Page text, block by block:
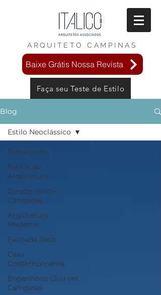
ARQUITETO CAMPINAS
Baixe Grátis Nossa Revista
Faça seu Teste de Estilo
Blog
Todos posts
Estilos de
Arquitetura
Condomínios
Campinas
Arquitetura
Moderna
Fachada Reta
Casa
Contemporanea
Engenheiro Civil em
Campinas
Estilo Neoclássico